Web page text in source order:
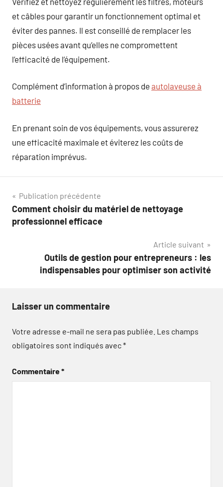
et câbles pour garantir un fonctionnement optimal et
éviter des pannes. Il est conseillé de remplacer les
pièces usées avant qu’elles ne compromettent
l’efficacité de l’équipement.
Complément d’information à propos de autolaveuse à
batterie
En prenant soin de vos équipements, vous assurerez
une efficacité maximale et éviterez les coûts de
réparation imprévus.
Navigation
de
Publication précédente
Comment choisir du matériel de nettoyage
professionnel efficace
Article suivant
Outils de gestion pour entrepreneurs : les
indispensables pour optimiser son activité
Laisser un commentaire
Votre adresse e-mail ne sera pas publiée. Les champs
obligatoires sont indiqués avec*
Commentaire*